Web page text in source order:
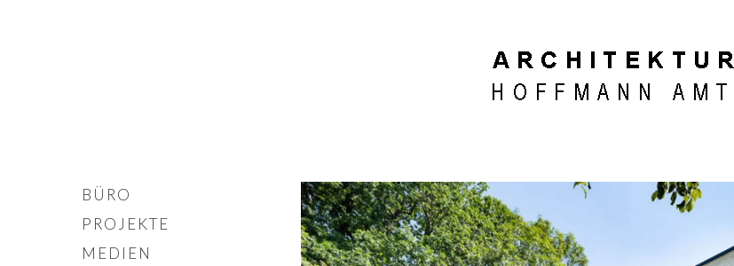
BÜRO
PROJEKTE
MEDIEN